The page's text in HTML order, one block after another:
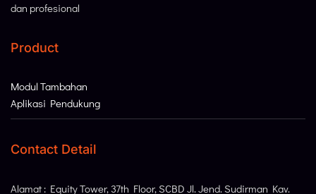
dan profesional
Product
Modul Tambahan
Aplikasi Pendukung
Contact Detail
Alamat : Equity Tower, 37th Floor, SCBD Jl. Jend. Sudirman Kav.